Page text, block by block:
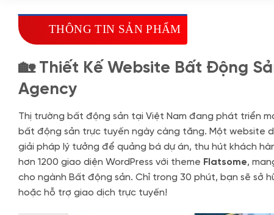
THÔNG TIN SẢN PHẨM
🏡 Thiết Kế Website Bất Động
Agency
Thị trường bất động sản tại Việt Nam đang phát triển
bất động sản trực tuyến ngày càng tăng. Một website
giải pháp lý tưởng để quảng bá dự án, thu hút khách
hơn 1200 giao diện WordPress với theme Flatsome,
cho ngành Bất động sản. Chỉ trong 30 phút, bạn sẽ sở
hoặc hỗ trợ giao dịch trực tuyến!